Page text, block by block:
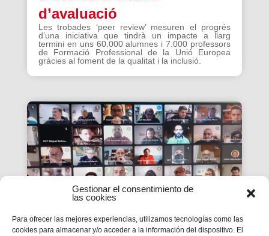
Gestionar el consentimiento de
las cookies
Para ofrecer las mejores experiencias, utilizamos tecnologías como las
cookies para almacenar y/o acceder a la información del dispositivo. El
d’avaluació
Les trobades ‘peer review’ mesuren el progrés
d’una iniciativa que tindrà un impacte a llarg
termini en uns 60.000 alumnes i 7.000 professors
de Formació Professional de la Unió Europea
gràcies al foment de la qualitat i la inclusió.